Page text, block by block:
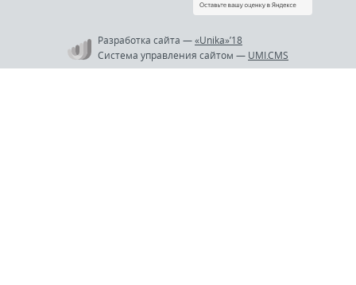
Разработка сайта —«Unika»’18
Система управления сайтом — UMI.CMS